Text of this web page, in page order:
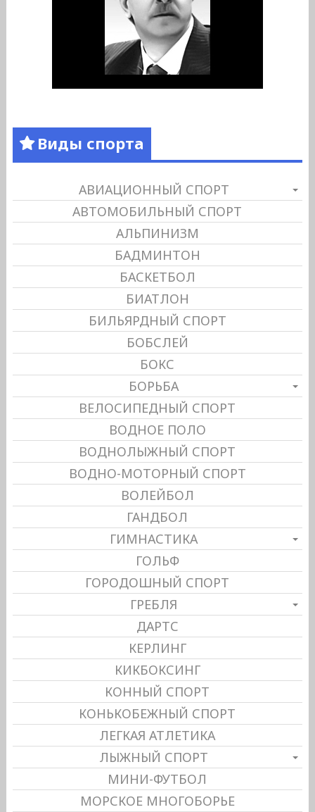
Виды спорта
АВИАЦИОННЫЙ СПОРТ
АВТОМОБИЛЬНЫЙ СПОРТ
АЛЬПИНИЗМ
БАДМИНТОН
БАСКЕТБОЛ
БИАТЛОН
БИЛЬЯРДНЫЙ СПОРТ
БОБСЛЕЙ
БОКС
БОРЬБА
ВЕЛОСИПЕДНЫЙ СПОРТ
ВОДНОЕ ПОЛО
ВОДНОЛЫЖНЫЙ СПОРТ
ВОДНО-МОТОРНЫЙ СПОРТ
ВОЛЕЙБОЛ
ГАНДБОЛ
ГИМНАСТИКА
ГОЛЬФ
ГОРОДОШНЫЙ СПОРТ
ГРЕБЛЯ
ДАРТС
КЕРЛИНГ
КИКБОКСИНГ
КОННЫЙ СПОРТ
КОНЬКОБЕЖНЫЙ СПОРТ
ЛЕГКАЯ АТЛЕТИКА
ЛЫЖНЫЙ СПОРТ
МИНИ-ФУТБОЛ
МОРСКОЕ МНОГОБОРЬЕ